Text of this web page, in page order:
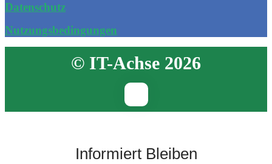
Datenschutz
Nutzungsbedingungen
© IT-Achse 2026
Informiert Bleiben